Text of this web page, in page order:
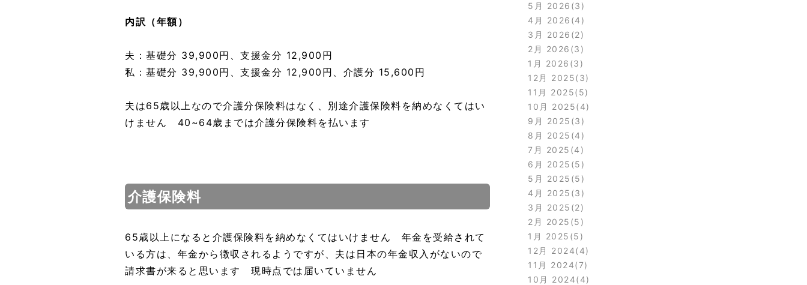
内訳（年額）
夫：基礎分 39,900円、支援金分 12,900円
私：基礎分 39,900円、支援金分 12,900円、介護分 15,600円
夫は65歳以上なので介護分保険料はなく、別途介護保険料を納めなくてはい
けません 40~64歳までは介護分保険料を払います
介護保険料
65歳以上になると介護保険料を納めなくてはいけません 年金を受給されて
いる方は、年金から徴収されるようですが、夫は日本の年金収入がないので
請求書が来ると思います 現時点では届いていません
5月 2026 3
4月 2026 4
3月 2026 2
2月 2026 3
1月 2026 3
12月 2025 3
11月 2025 5
10月 2025 4
9月 2025 3
8月 2025 4
7月 2025 4
6月 2025 5
5月 2025 5
4月 2025 3
3月 2025 2
2月 2025 5
1月 2025 5
12月 2024 4
11月 2024 7
10月 2024 4